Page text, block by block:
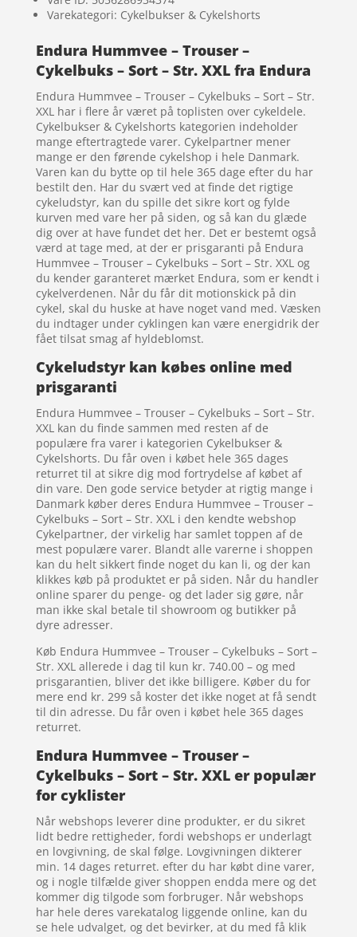
Varekategori: Cykelbukser & Cykelshorts
Endura Hummvee – Trouser –
Cykelbuks – Sort – Str. XXL fra Endura
Endura Hummvee – Trouser – Cykelbuks – Sort – Str.
XXL har i flere år været på toplisten over cykeldele.
Cykelbukser & Cykelshorts kategorien indeholder
mange eftertragtede varer. Cykelpartner mener
mange er den førende cykelshop i hele Danmark.
Varen kan du bytte op til hele 365 dage efter du har
bestilt den. Har du svært ved at finde det rigtige
cykeludstyr, kan du spille det sikre kort og fylde
kurven med vare her på siden, og så kan du glæde
dig over at have fundet det her. Det er bestemt også
værd at tage med, at der er prisgaranti på Endura
Hummvee – Trouser – Cykelbuks – Sort – Str. XXL og
du kender garanteret mærket Endura, som er kendt i
cykelverdenen. Når du får dit motionskick på din
cykel, skal du huske at have noget vand med. Væsken
du indtager under cyklingen kan være energidrik der
fået tilsat smag af hyldeblomst.
Cykeludstyr kan købes online med
prisgaranti
Endura Hummvee – Trouser – Cykelbuks – Sort – Str.
XXL kan du finde sammen med resten af de
populære fra varer i kategorien Cykelbukser &
Cykelshorts. Du får oven i købet hele 365 dages
returret til at sikre dig mod fortrydelse af købet af
din vare. Den gode service betyder at rigtig mange i
Danmark køber deres Endura Hummvee – Trouser –
Cykelbuks – Sort – Str. XXL i den kendte webshop
Cykelpartner, der virkelig har samlet toppen af de
mest populære varer. Blandt alle varerne i shoppen
kan du helt sikkert finde noget du kan li, og der kan
klikkes køb på produktet er på siden. Når du handler
online sparer du penge- og det lader sig gøre, når
man ikke skal betale til showroom og butikker på
dyre adresser.
Køb Endura Hummvee – Trouser – Cykelbuks – Sort –
Str. XXL allerede i dag til kun kr. 740.00 – og med
prisgarantien, bliver det ikke billigere. Køber du for
mere end kr. 299 så koster det ikke noget at få sendt
til din adresse. Du får oven i købet hele 365 dages
returret.
Endura Hummvee – Trouser –
Cykelbuks – Sort – Str. XXL er populær
for cyklister
Når webshops leverer dine produkter, er du sikret
lidt bedre rettigheder, fordi webshops er underlagt
en lovgivning, de skal følge. Lovgivningen dikterer
min. 14 dages returret. efter du har købt dine varer,
og i nogle tilfælde giver shoppen endda mere og det
kommer dig tilgode som forbruger. Når webshops
har hele deres varekatalog liggende online, kan du
se hele udvalget, og det bevirker, at du med få klik